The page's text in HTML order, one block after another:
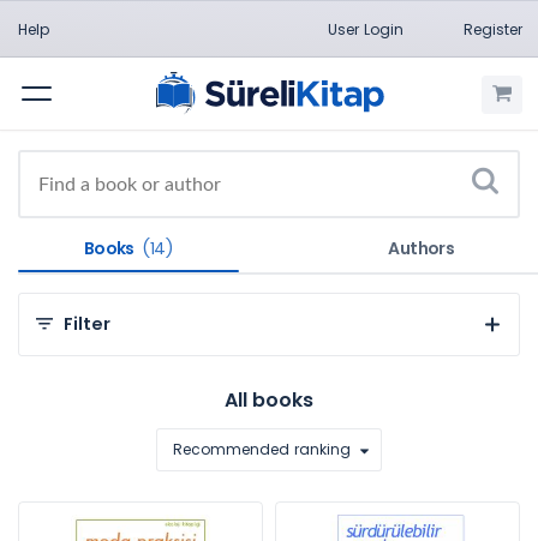
Help User Login Register
Menu
Books (14) Authors
Filter
Social and Humanities Sciences (3)
By Subject
All books
Recommended ranking